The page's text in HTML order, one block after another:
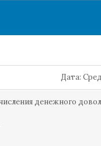
Дата:
денежного